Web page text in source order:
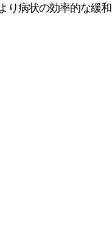
り病状の効率的な緩和